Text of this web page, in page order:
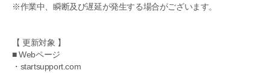
※作業中、瞬断及び遅延が発生する場合がございます。
【 更新対象 】
■ Webページ
・startsupport.com